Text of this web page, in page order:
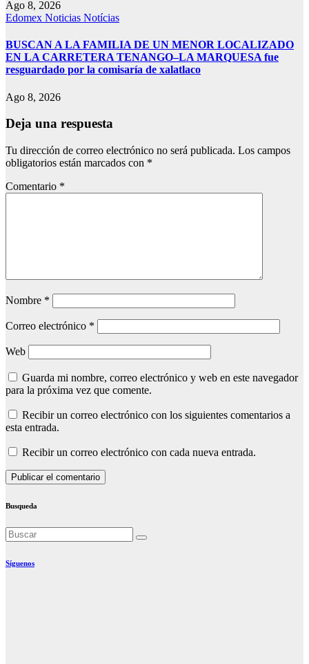
Ago 8, 2026
Edomex Noticias Notícias
BUSCAN A LA FAMILIA DE UN MENOR LOCALIZADO
EN LA CARRETERA TENANGO–LA MARQUESA fue
resguardado por la comisaría de xalatlaco
Ago 8, 2026
Deja una respuesta
Tu dirección de correo electrónico no será publicada. Los campos
obligatorios están marcados con *
Comentario *
Nombre *
Correo electrónico *
Web
Guarda mi nombre, correo electrónico y web en este navegador
para la próxima vez que comente.
Recibir un correo electrónico con los siguientes comentarios a
esta entrada.
Recibir un correo electrónico con cada nueva entrada.
Busqueda
Síguenos